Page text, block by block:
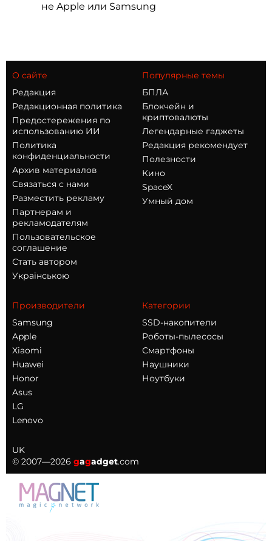
не Apple или Samsung
О сайте
Редакция
Редакционная политика
Предостережения по
использованию ИИ
Политика
конфиденциальности
Архив материалов
Связаться с нами
Разместить рекламу
Партнерам и
рекламодателям
Пользовательское
соглашение
Стать автором
Українською
Популярные темы
БПЛА
Блокчейн и
криптовалюты
Легендарные гаджеты
Редакция рекомендует
Полезности
Кино
SpaceX
Умный дом
Производители
Samsung
Apple
Xiaomi
Huawei
Honor
Asus
LG
Lenovo
Категории
SSD-накопители
Роботы-пылесосы
Смартфоны
Наушники
Ноутбуки
UK
© 2007—2026 gagadget.com